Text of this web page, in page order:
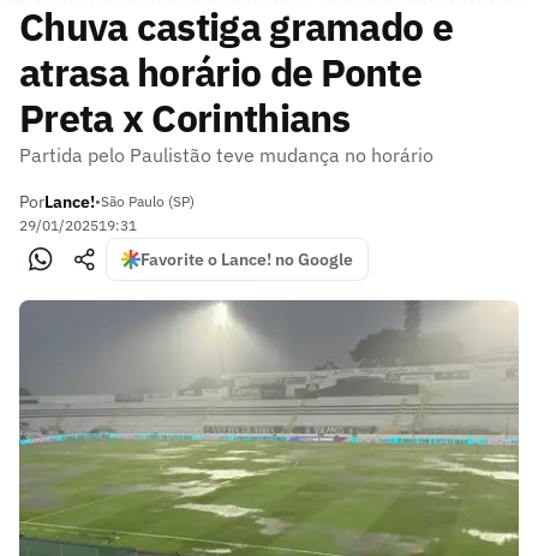
Chuva castiga gramado e
atrasa horário de Ponte
Preta x Corinthians
Partida pelo Paulistão teve mudança no horário
PorLance!•São Paulo (SP)
29/01/202519:31
Favorite o Lance! no Google